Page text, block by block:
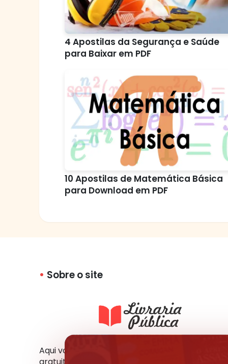
4 Apostilas da Segurança e Saúde
para Baixar em PDF
10 Apostilas de Matemática Básica
para Download em PDF
Sobre o site
Aqui você tem acesso a milhares de livros
gratuitos em vários formatos e idiomas. Você